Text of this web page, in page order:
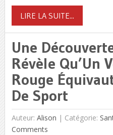
LIRE LA SUITE...
Une
Révèle Qu’Un
Rouge
De Sport
Auteur: Alison | Catégorie:
Comments